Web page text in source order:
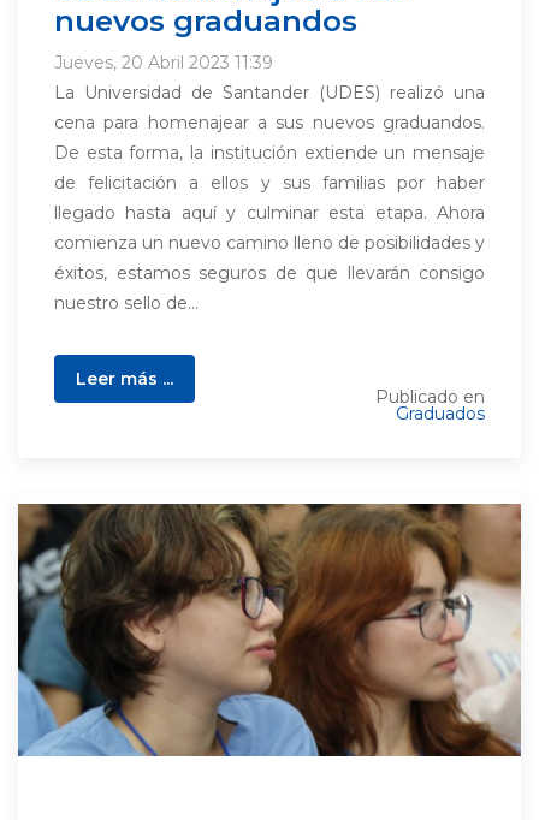
nuevos graduandos
Jueves, 20 Abril 2023 11:39
La Universidad de Santander (UDES) realizó una
cena para homenajear a sus nuevos graduandos.
De esta forma, la institución extiende un mensaje
de felicitación a ellos y sus familias por haber
llegado hasta aquí y culminar esta etapa. Ahora
comienza un nuevo camino lleno de posibilidades y
éxitos, estamos seguros de que llevarán consigo
nuestro sello de...
Leer más ...
Publicado en
Graduados